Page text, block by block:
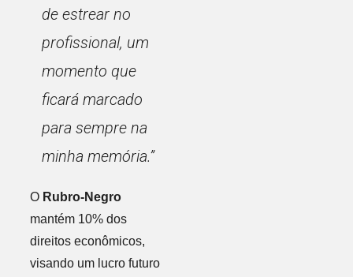
de estrear no
profissional, um
momento que
ficará marcado
para sempre na
minha memória.”
O Rubro-Negro
mantém 10% dos
direitos econômicos,
visando um lucro futuro